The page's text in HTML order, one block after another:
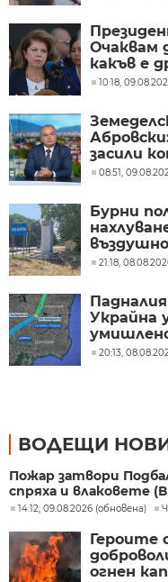
Очаквам
какъв е
10:18,
засили
трети
08:51,
Бурни
(ОБЗОР)
21:18,
Украйна
20:13,
ВОДЕЩИ
Пожар затвори
спряха и влаковете
14:12, 09.08.2026 (обновена)
огнен